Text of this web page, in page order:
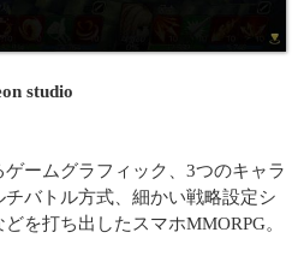
studio
ームグラフィック、3つのキャラ
バトル方式、細かい戦略設定シ
を打ち出したスマホMMORPG。